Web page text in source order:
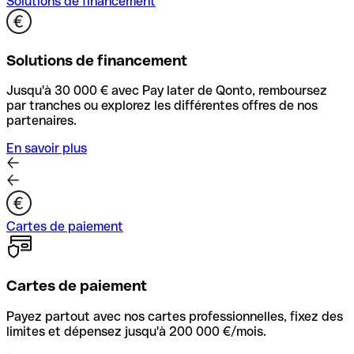
Solutions de financement
Jusqu'à 30 000 € avec Pay later de Qonto, remboursez
par tranches ou explorez les différentes offres de nos
partenaires.
En savoir plus
Cartes de paiement
Cartes de paiement
Payez partout avec nos cartes professionnelles, fixez des
limites et dépensez jusqu'à 200 000 €/mois.